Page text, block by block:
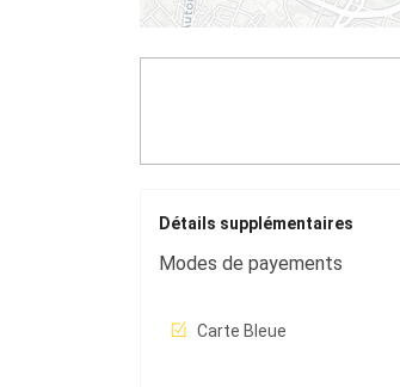
Détails supplémentaires
Modes de payements
Carte Bleue